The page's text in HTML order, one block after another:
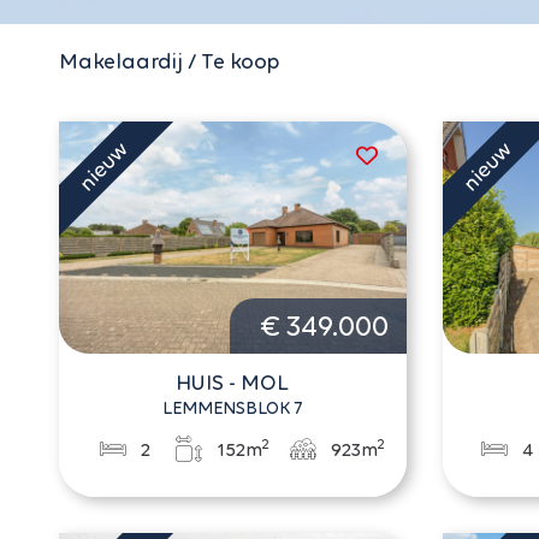
Makelaardij / Te koop
€ 349.000
HUIS - MOL
LEMMENSBLOK 7
2 152m2 923m2 4